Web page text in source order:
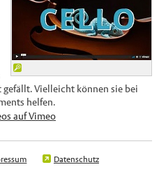
Vielleicht können sie bei
helfen.
auf Vimeo
Datenschutz